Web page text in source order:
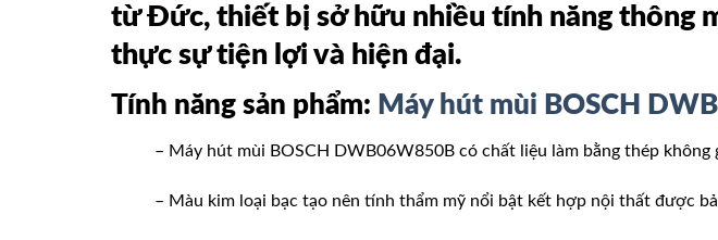
từ Đức, thiết bị sở hữu nhiều tính năng thông
thực sự tiện lợi và hiện đại.
Tính năng sản phẩm: Máy hút mùi BOSCH
– Máy hút mùi BOSCH DWB06W850B có chất liệu làm bằng thép
– Màu kim loại bạc tạo nên tính thẩm mỹ nổi bật kết hợp nội thất được